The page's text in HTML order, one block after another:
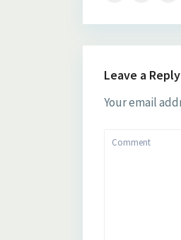
Leave a Reply
Your email